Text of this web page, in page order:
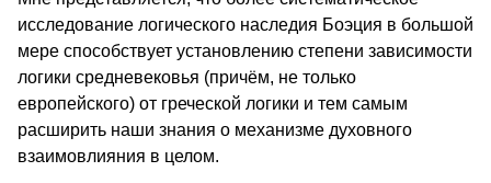
исследование логического наследия Боэция в большой
мере способствует установлению степени зависимости
логики средневековья (причём, не только
европейского) от греческой логики и тем самым
расширить наши знания о механизме духовного
взаимовлияния в целом.